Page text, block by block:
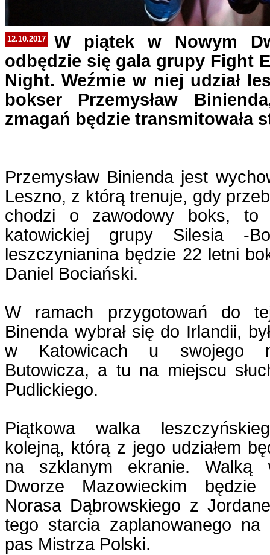
12.10.2017
W piątek w Nowym
odbędzie się gala grupy Fight
Night. Weźmie w niej udział
bokser Przemysław
zmagań będzie transmitowała
Przemysław Binienda jest
Leszno, z którą trenuje, gdy
chodzi o zawodowy boks, to
katowickiej grupy Silesia -
leszczynianina będzie 22 letni
Daniel Bociański.
W ramach przygotowań do
Binenda wybrał się do Irlandii,
w Katowicach u swojego
Butowicza, a tu na miejscu
Pudlickiego.
Piątkowa walka
kolejną, którą z jego udziałem
na szklanym ekranie. Walką
Dworze Mazowieckim będzie
Norasa Dąbrowskiego z
tego starcia zaplanowanego
pas Mistrza Polski.